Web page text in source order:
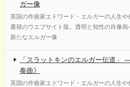
ガー像
英国の作曲家エドワード・エルガーの人生
書籍のウエブサイト版。透明と知性の肖像
新たなエルガー像
「スラットキンのエルガー伝道」
奏曲》
英国の作曲家エドワード・エルガーの人生